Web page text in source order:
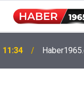
11:34
15:52
hesaplarda